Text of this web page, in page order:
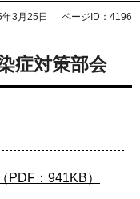
3月25日 ページID：4196
症対策部会
PDF：941KB）